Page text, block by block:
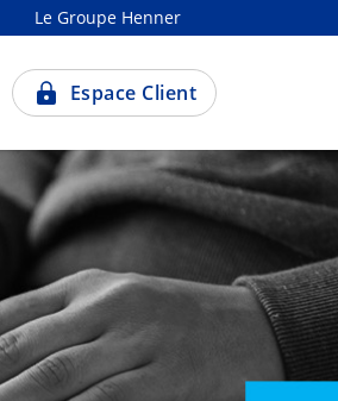
Le Groupe Henner
Espace Client
Choisissez
votre profil
Assuré
votre